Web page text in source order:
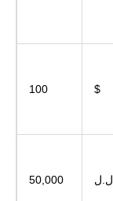
100 $
50,000 ل.ل